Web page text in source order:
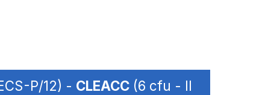
P/12) - CLEACC (6 cfu - II